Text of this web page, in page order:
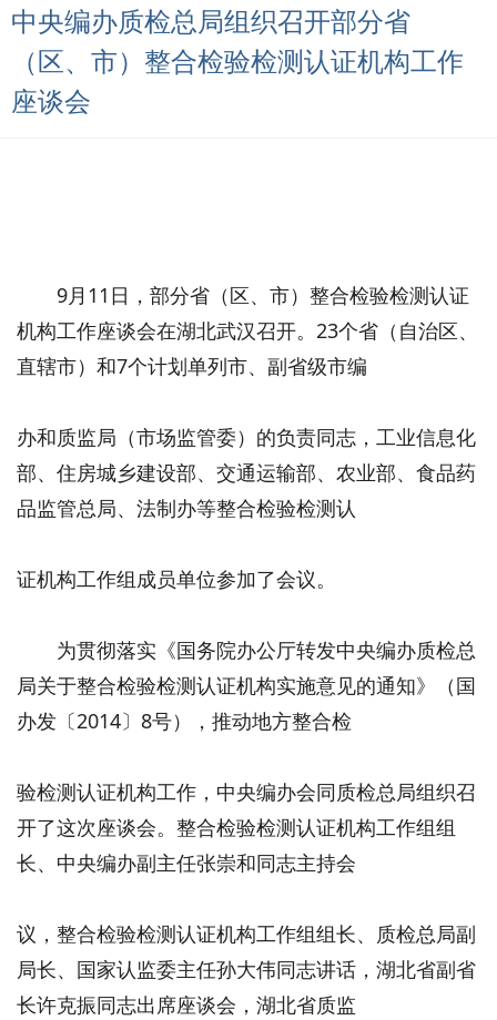
中央编办质检总局组织召开部分省
（区、市）整合检验检测认证机构工作
座谈会
9月11日，部分省（区、市）整合检验检测认证
机构工作座谈会在湖北武汉召开。23个省（自治区、
直辖市）和7个计划单列市、副省级市编
办和质监局（市场监管委）的负责同志，工业信息化
部、住房城乡建设部、交通运输部、农业部、食品药
品监管总局、法制办等整合检验检测认
证机构工作组成员单位参加了会议。
为贯彻落实《国务院办公厅转发中央编办质检总
局关于整合检验检测认证机构实施意见的通知》（国
办发〔2014〕8号），推动地方整合检
验检测认证机构工作，中央编办会同质检总局组织召
开了这次座谈会。整合检验检测认证机构工作组组
长、中央编办副主任张崇和同志主持会
议，整合检验检测认证机构工作组组长、质检总局副
局长、国家认监委主任孙大伟同志讲话，湖北省副省
长许克振同志出席座谈会，湖北省质监